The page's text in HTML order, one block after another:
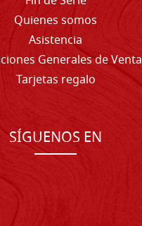
Quienes somos
Asistencia
Generales de Venta
Tarjetas regalo
SÍGUENOS EN